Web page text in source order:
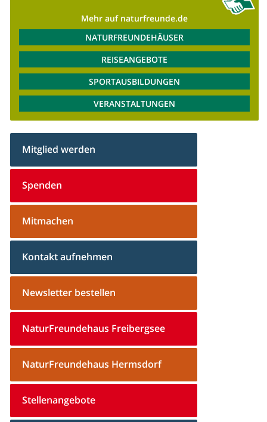
Mehr auf naturfreunde.de
NATURFREUNDEHÄUSER
REISEANGEBOTE
SPORTAUSBILDUNGEN
VERANSTALTUNGEN
Mitglied werden
Spenden
Mitmachen
Kontakt aufnehmen
Newsletter bestellen
NaturFreundehaus Freibergsee
NaturFreundehaus Hermsdorf
Stellenangebote